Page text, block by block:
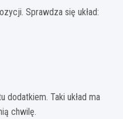
Sprawdza się układ:
Taki układ ma
chwilę.